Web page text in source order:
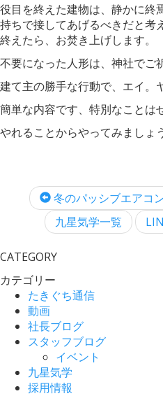
役目を終えた建物は、静かに終
持ちで接してあげるべきだと考
終えたら、お焚き上げします。
不要になった人形は、神社でご
建て主の勝手な行動で、エイ。
簡単な内容です、特別なことは
やれることからやってみましょう
冬のパッシブエアコ
九星気学一覧
CATEGORY
カテゴリー
たきぐち通信
動画
社長ブログ
スタッフブログ
イベント
九星気学
採用情報